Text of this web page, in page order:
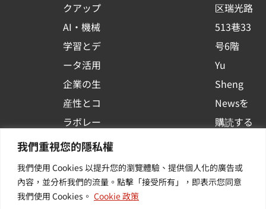
我們重視您的隱私權
我們使用 Cookies 以提升您的瀏覽體驗、提供個人化的廣告或
內容，並分析我們的流量。點擊「接受所有」，即表示您同意
我們使用 Cookies。 Cookie 政策
クアップ
AI・機械
学習とデ
ータ活用
企業の生
産性とコ
ラボレー
ション
プラット
フォーム
u
a
r
e
区瑞光路
513巷33
号6階
Yu
Sheng
Newsを
購読する
や業界情